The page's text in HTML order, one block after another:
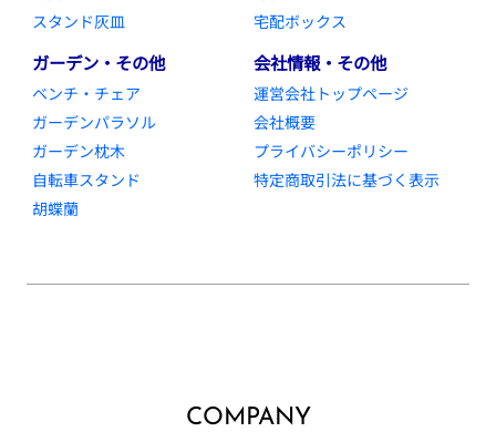
スタンド灰皿
宅配ボックス
ガーデン・その他
ベンチ・チェア
ガーデンパラソル
ガーデン枕木
自転車スタンド
胡蝶蘭
会社情報・その他
運営会社トップページ
会社概要
プライバシーポリシー
特定商取引法に基づく表示
COMPANY